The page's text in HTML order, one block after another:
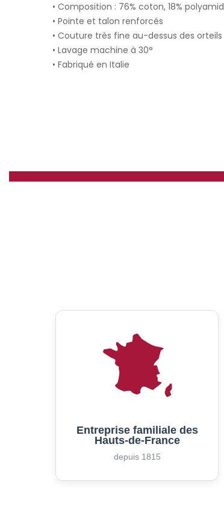
• Composition : 76% coton, 18%
• Pointe et talon renforcés
• Couture très fine au-dessus des orteils
• Lavage machine à 30°
• Fabriqué en Italie
Entreprise familiale des
Hauts-de-France
depuis 1815